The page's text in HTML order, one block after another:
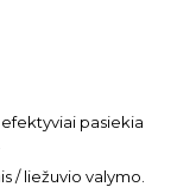
pasiekia
/ liežuvio valymo.